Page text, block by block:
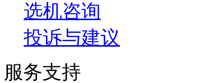
选机咨询
投诉与建议
服务支持